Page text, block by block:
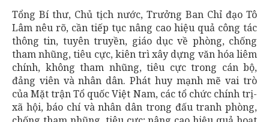
Tổng Bí thư, Chủ tịch nước, Trưởng Ban Chỉ đạo Tô
Lâm nêu rõ, cần tiếp tục nâng cao hiệu quả công tác
thông tin, tuyên truyền, giáo dục về phòng, chống
tham nhũng, tiêu cực, kiên trì xây dựng văn hóa liêm
chính, không tham nhũng, tiêu cực trong cán bộ,
đảng viên và nhân dân. Phát huy mạnh mẽ vai trò
của Mặt trận Tổ quốc Việt Nam, các tổ chức chính trị-
xã hội, báo chí và nhân dân trong đấu tranh phòng,